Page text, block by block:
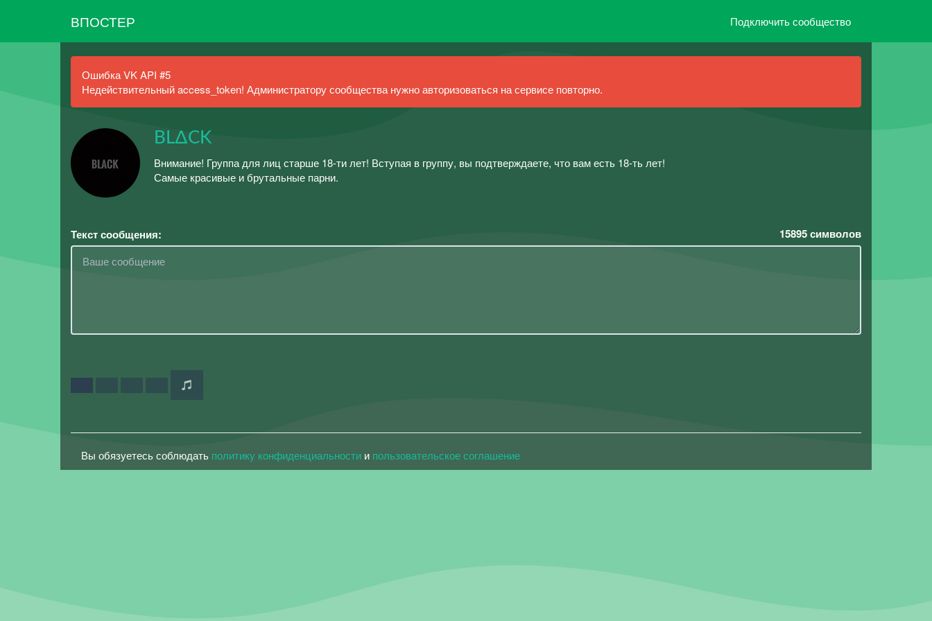
ВПОСТЕР Подключить сообщество
Ошибка VK API #5
Недействительный access_token! Администратору сообщества нужно авторизоваться на сервисе повторно.
BL∆CK
Внимание! Группа для лиц старше 18-ти лет! Вступая в группу, вы подтверждаете, что вам есть 18-ть лет!
Самые красивые и брутальные парни.
Текст сообщения: 15895символов
Вы обязуетесь соблюдать политику конфиденциальности и пользовательское соглашение